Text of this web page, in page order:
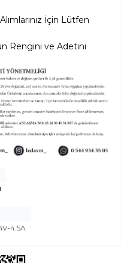
İçin Lütfen
Rengini ve Adetini
4.5A